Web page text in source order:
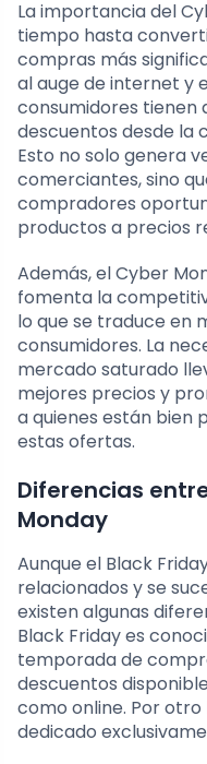
La importancia del
tiempo hasta
compras más
al auge de internet y
consumidores tienen
descuentos desde la
Esto no solo genera
comerciantes, sino
compradores
productos a precios
Además, el Cyber
fomenta la
lo que se traduce en
consumidores. La
mercado saturado
mejores precios y
a quienes están
estas ofertas.
Diferencias
Monday
Aunque el Black
relacionados y se
existen algunas
Black Friday es
temporada de
descuentos
como online. Por
dedicado